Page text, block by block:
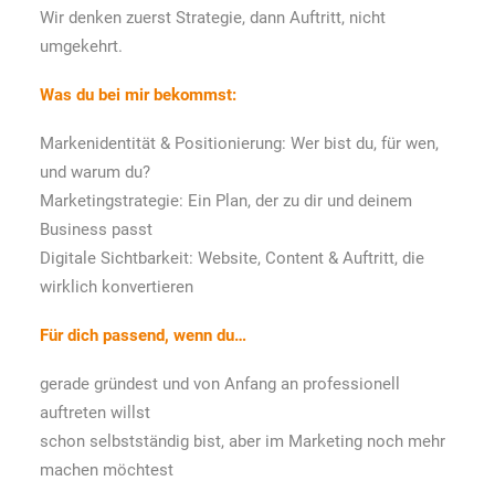
Wir denken zuerst Strategie, dann Auftritt, nicht
umgekehrt.
Was du bei mir bekommst:
Markenidentität & Positionierung: Wer bist du, für wen,
und warum du?
Marketingstrategie: Ein Plan, der zu dir und deinem
Business passt
Digitale Sichtbarkeit: Website, Content & Auftritt, die
wirklich konvertieren
Für dich passend, wenn du…
gerade gründest und von Anfang an professionell
auftreten willst
schon selbstständig bist, aber im Marketing noch mehr
machen möchtest